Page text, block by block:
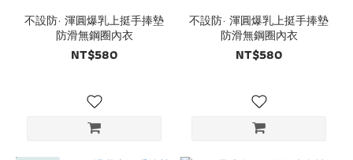
不設防· 渾圓爆乳上挺手捧墊
防滑無鋼圈內衣
NT$580
不設防· 渾圓爆乳上挺手捧墊
防滑無鋼圈內衣
NT$580